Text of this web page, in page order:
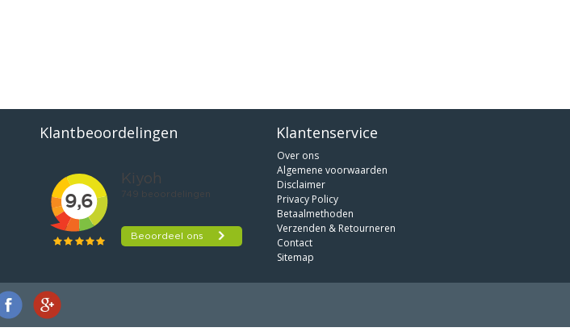
Klantbeoordelingen Klantenservice
Over ons
Algemene voorwaarden
Disclaimer
Privacy Policy
Betaalmethoden
Verzenden & Retourneren
Contact
Sitemap